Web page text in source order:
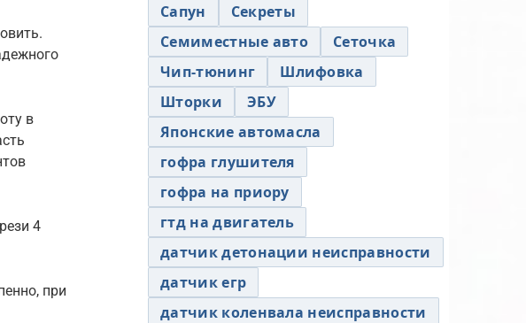
в
4
при
Сапун
Секреты
Семиместные авто
Сеточка
Чип-тюнинг
Шлифовка
Шторки
ЭБУ
Японские автомасла
гофра глушителя
гофра на приору
гтд на двигатель
датчик детонации неисправности
датчик егр
датчик коленвала неисправности